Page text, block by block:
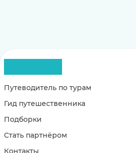
Путеводитель по турам
Гид путешественника
Подборки
Стать партнёром
Контакты